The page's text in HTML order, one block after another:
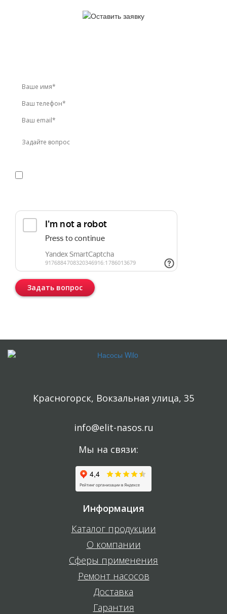
Задать вопрос
Красногорск, Вокзальная улица, 35
info@elit-nasos.ru
Мы на связи:
Информация
Каталог продукции
О компании
Сферы применения
Ремонт насосов
Доставка
Гарантия